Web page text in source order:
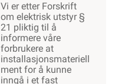
Vi er etter Forskrift
om elektrisk utstyr §
21 pliktig til å
informere våre
forbrukere at
installasjonsmateriell
ment for å kunne
inngå i et fast